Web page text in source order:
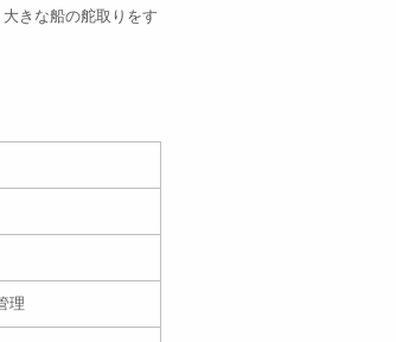
きな船の舵取りをす
理